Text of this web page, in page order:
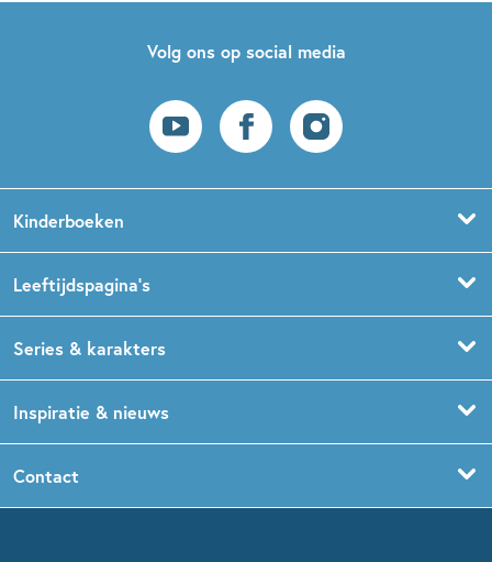
Volg ons op social media
Kinderboeken
Prentenboeken
Babyboeken
Sprookjesboeken
Leeftijdspagina’s
Boekentips 1,5 - 3 jaar
Boekentips 5 - 7 jaar
Series & karakters
Dog Man
Inspiratie & nieuws
Kinderjury
Contact